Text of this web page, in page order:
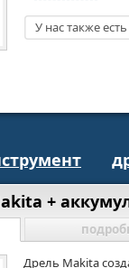
+
Дрель Makita